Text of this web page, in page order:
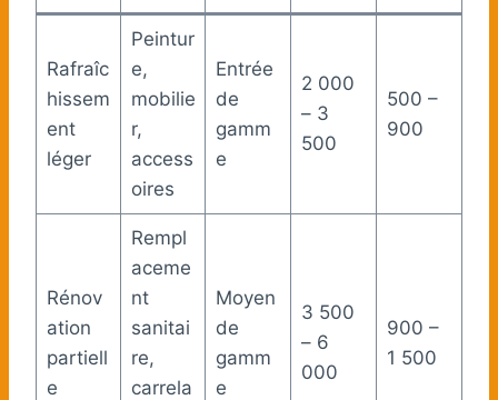
Rafraîc
hissem
ent
léger
Peintur
e,
mobilie
r,
access
oires
Entrée
de
gamm
e
2 000
– 3
500
500 –
900
Rénov
ation
partiell
e
Rempl
aceme
nt
sanitai
re,
carrela
Moyen
de
gamm
e
3 500
– 6
000
900 –
1 500